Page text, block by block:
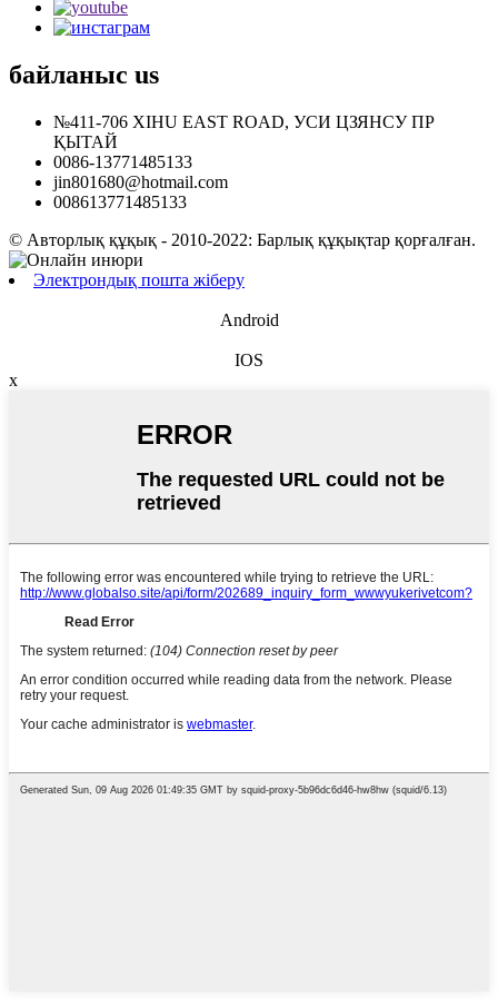
байланыс us
№411-706 XIHU EAST ROAD, УСИ ЦЗЯНСУ ПР
ҚЫТАЙ
0086-13771485133
jin801680@hotmail.com
008613771485133
© Авторлық құқық - 2010-2022: Барлық құқықтар қорғалған.
Электрондық пошта жіберу
Android
IOS
x